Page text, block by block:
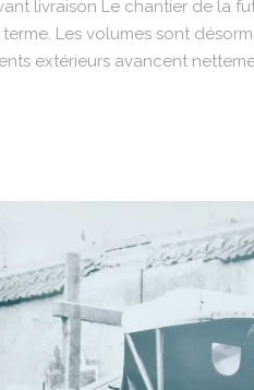
livraison Le chantier de la
Les volumes sont
extérieurs avancent